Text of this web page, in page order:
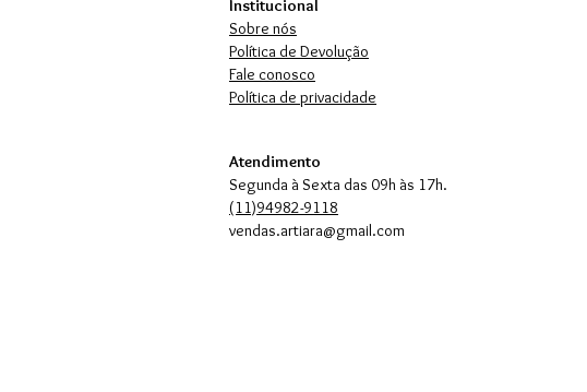
Institucional
Sobre nós
Política de Devolução
Fale conosco
Política de privacidade
Atendimento
Segunda à Sexta das 09h às 17h.
(11)94982-9118
vendas.artiara@gmail.com